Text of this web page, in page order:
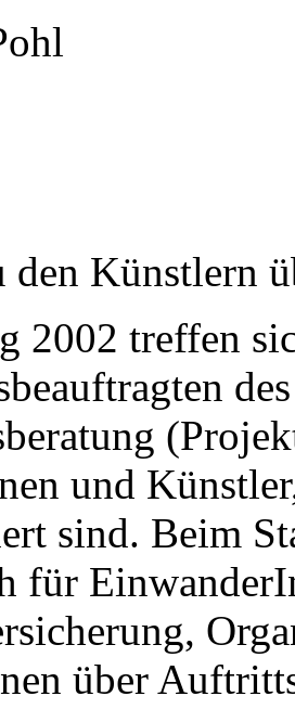
den Künstlern
2002 treffen
und
sind. Beim
für
über